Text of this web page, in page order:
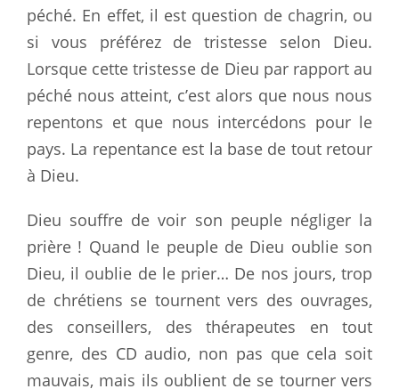
péché. En effet, il est question de chagrin, ou
si vous préférez de tristesse selon Dieu.
Lorsque cette tristesse de Dieu par rapport au
péché nous atteint, c’est alors que nous nous
repentons et que nous intercédons pour le
pays. La repentance est la base de tout retour
à Dieu.
Dieu souffre de voir son peuple négliger la
prière ! Quand le peuple de Dieu oublie son
Dieu, il oublie de le prier… De nos jours, trop
de chrétiens se tournent vers des ouvrages,
des conseillers, des thérapeutes en tout
genre, des CD audio, non pas que cela soit
mauvais, mais ils oublient de se tourner vers